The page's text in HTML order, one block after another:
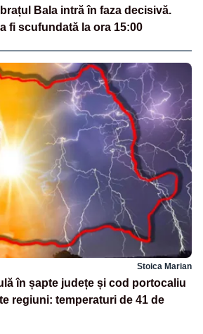
Bala intră în faza decisivă.
fi scufundată la ora 15:00
Stoica Marian
în șapte județe și cod portocaliu
regiuni: temperaturi de 41 de